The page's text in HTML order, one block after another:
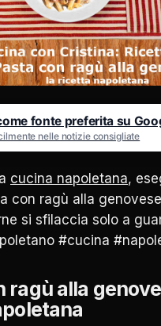
fonte preferita su
nelle notizie consigliate
cucina napoletana,
con ragù alla
si sfilaccia solo a
#cucina
ragù alla